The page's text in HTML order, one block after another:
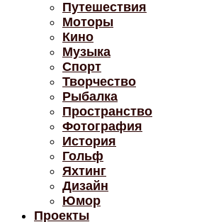
Путешествия
Моторы
Кино
Музыка
Спорт
Творчество
Рыбалка
Пространство
Фотография
История
Гольф
Яхтинг
Дизайн
Юмор
Проекты